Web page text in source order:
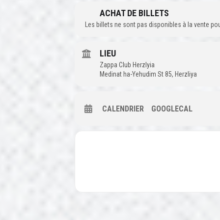
ACHAT DE BILLETS
Les billets ne sont pas disponibles à la vente
LIEU
Zappa Club Herzlyia
Medinat ha-Yehudim St 85, Herzliya
CALENDRIER GOOGLECAL